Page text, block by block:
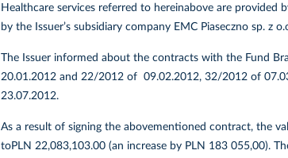
Healthcare services referred to hereinabove are provided
by the Issuer’s subsidiary company EMC Piaseczno sp. z
The Issuer informed about the contracts with the Fund
20.01.2012 and 22/2012 of 09.02.2012, 32/2012 of
23.07.2012.
As a result of signing the abovementioned contract, the
toPLN 22,083,103.00 (an increase by PLN 183 055,00).